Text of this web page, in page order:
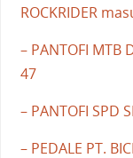
ROCKRIDER
– PANTOFI MTB
47
– PANTOFI SPD
– PEDALE PT.